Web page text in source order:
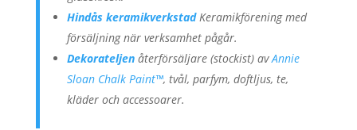
Hindås keramikverkstadKeramikförening med
försäljning när verksamhet pågår.
Dekorateljenåterförsäljare (stockist) avAnnie
Sloan Chalk Paint™, tvål, parfym, doftljus, te,
kläder och accessoarer.